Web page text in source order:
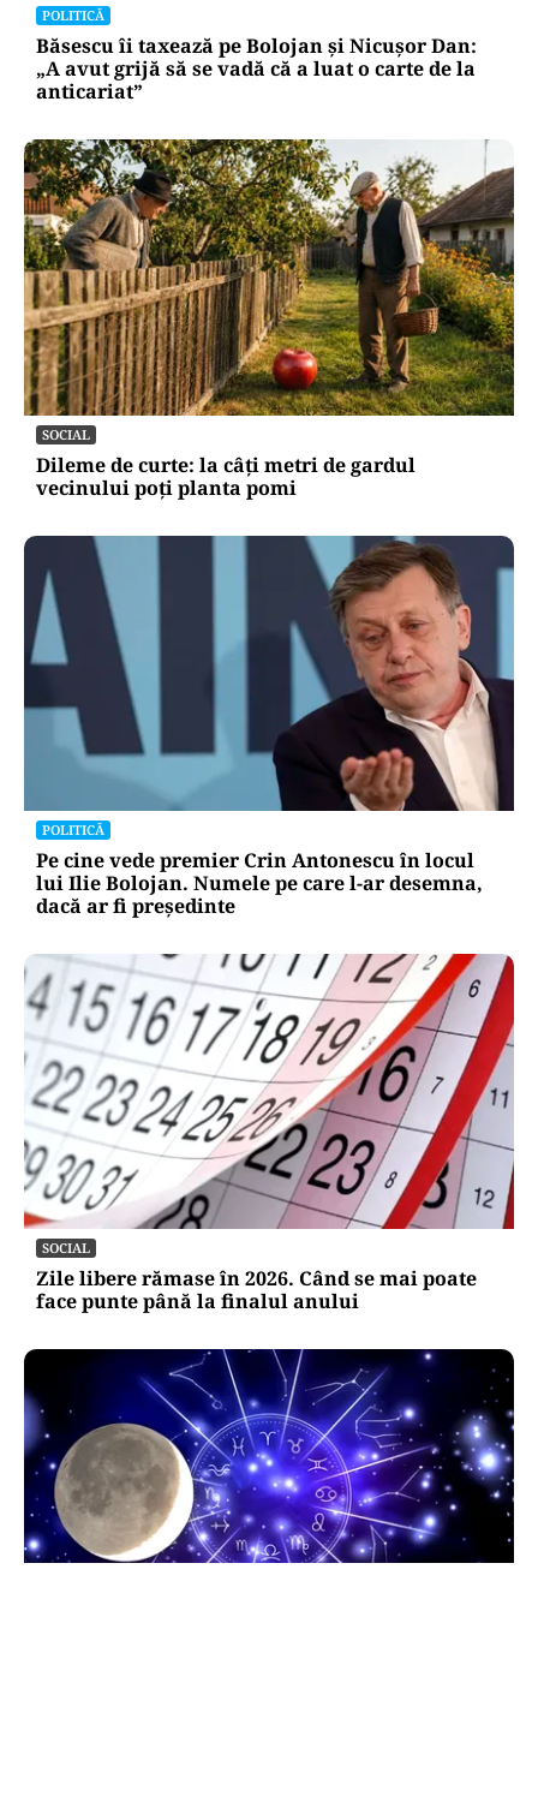
POLITICĂ
Băsescu îi taxează pe Bolojan și Nicușor Dan:
„A avut grijă să se vadă că a luat o carte de la
anticariat”
SOCIAL
Dileme de curte: la câți metri de gardul
vecinului poți planta pomi
POLITICĂ
Pe cine vede premier Crin Antonescu în locul
lui Ilie Bolojan. Numele pe care l-ar desemna,
dacă ar fi președinte
SOCIAL
Zile libere rămase în 2026. Când se mai poate
face punte până la finalul anului